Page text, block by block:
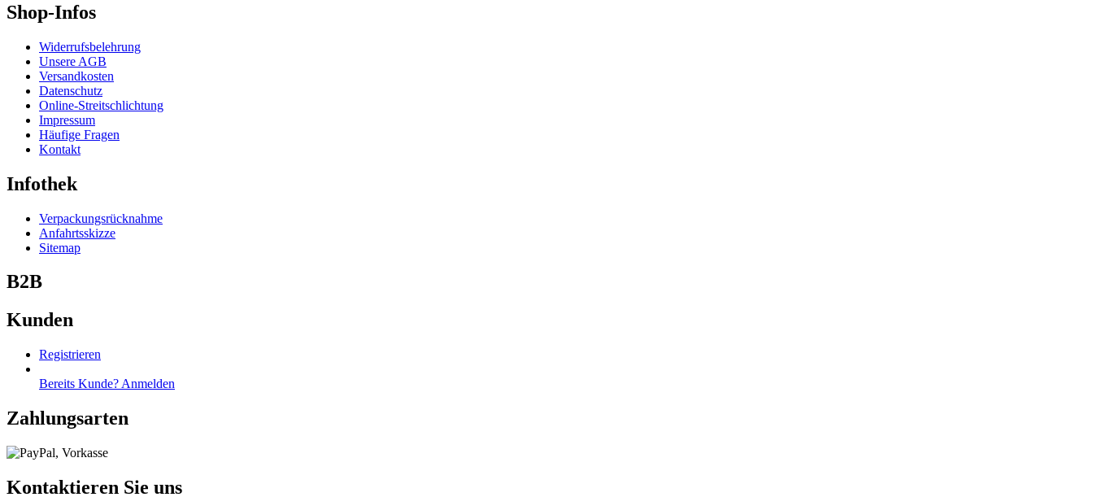
Shop-Infos
Widerrufsbelehrung
Unsere AGB
Versandkosten
Datenschutz
Online-Streitschlichtung
Impressum
Häufige Fragen
Kontakt
Infothek
Verpackungsrücknahme
Anfahrtsskizze
Sitemap
B2B
Kunden
Registrieren
Bereits Kunde? Anmelden
Zahlungsarten
Kontaktieren Sie uns